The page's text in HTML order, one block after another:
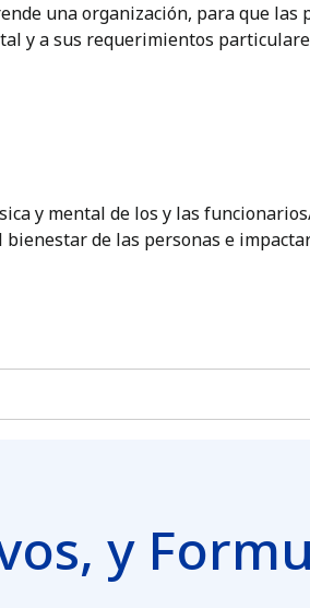
una organización, para que
y a sus requerimientos
y mental de los y las
de las personas e
y